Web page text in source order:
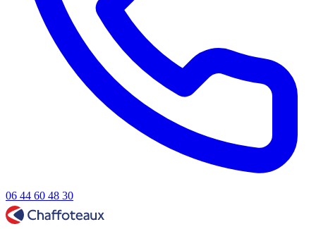
06 44 60 48 30